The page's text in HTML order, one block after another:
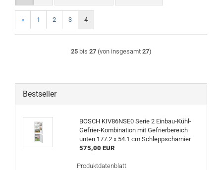
« 1 2 3 4
25bis 27(von insgesamt 27)
Bestseller
BOSCH KIV86NSE0 Serie 2 Einbau-Kühl-
Gefrier-Kombination mit Gefrierbereich
unten 177.2 x 54.1 cm Schleppscharnier
575,00 EUR
Produktdatenblatt